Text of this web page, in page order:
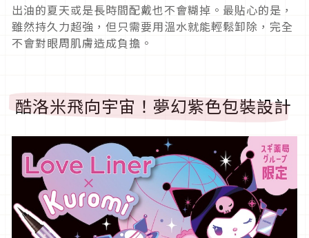
出油的夏天或是長時間配戴也不會糊掉。最貼心的是，
雖然持久力超強，但只需要用溫水就能輕鬆卸除，完全
不會對眼周肌膚造成負擔。
酷洛米飛向宇宙！夢幻紫色包裝設計